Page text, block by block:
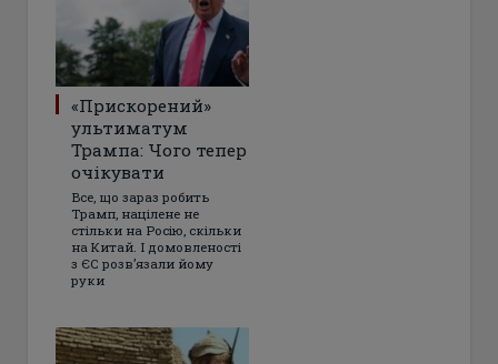
«Прискорений»
ультиматум
Трампа: Чого тепер
очікувати
Все, що зараз робить
Трамп, націлене не
стільки на Росію, скільки
на Китай. І домовленості
з ЄС розвʼязали йому
руки